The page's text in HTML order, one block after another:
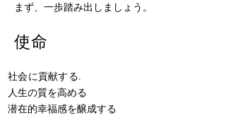
まず、一歩踏み出しましょう。
​使命
社会に貢献する.
人生の質を高める
​潜在的幸福感を醸成する